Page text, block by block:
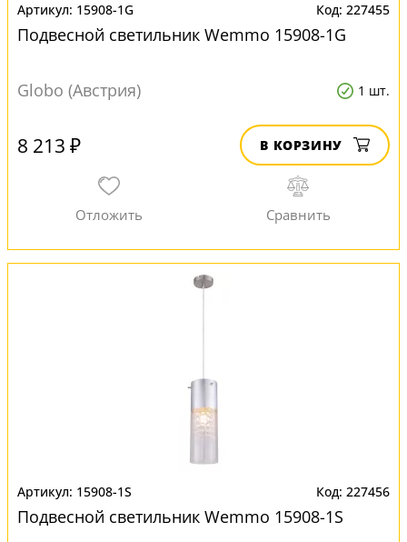
15908-1G 227455
Подвесной светильник Wemmo 15908-1G
Globo (Австрия) 1 шт.
8 213 ₽ В КОРЗИНУ
15908-1S 227456
Подвесной светильник Wemmo 15908-1S